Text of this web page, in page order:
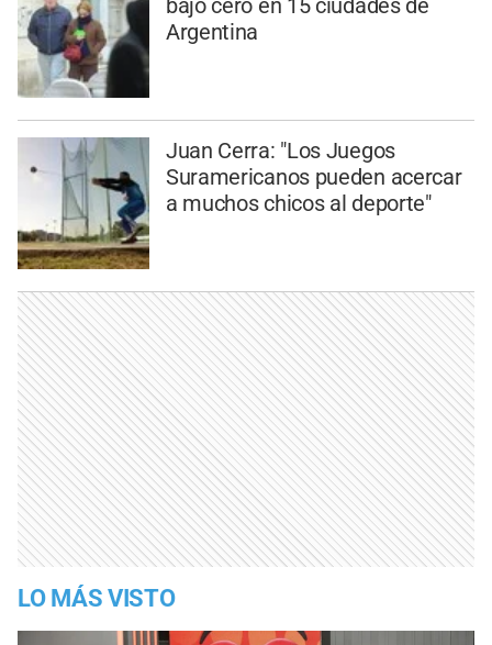
bajo cero en 15 ciudades de
Argentina
Juan Cerra: "Los Juegos
Suramericanos pueden acercar
a muchos chicos al deporte"
LO MÁS VISTO